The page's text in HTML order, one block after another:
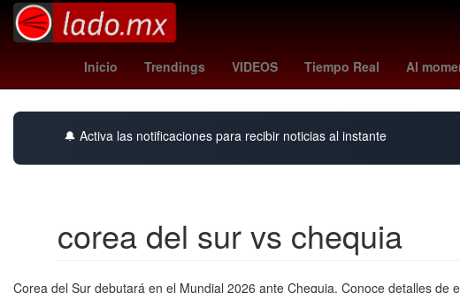
Inicio Trendings VIDEOS Tiempo Real Al
Venezolanos 26 de marzo pirma cruz azul Beca
🔔 Activa las notificaciones para recibir noticias al instante
corea del sur vs chequia
Corea del Sur debutará en el Mundial 2026 ante Chequia. Conoce detalles